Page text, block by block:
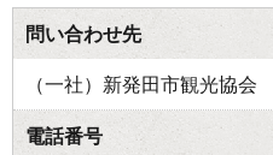
問い合わせ先
（一社）新発田市観光協会
電話番号